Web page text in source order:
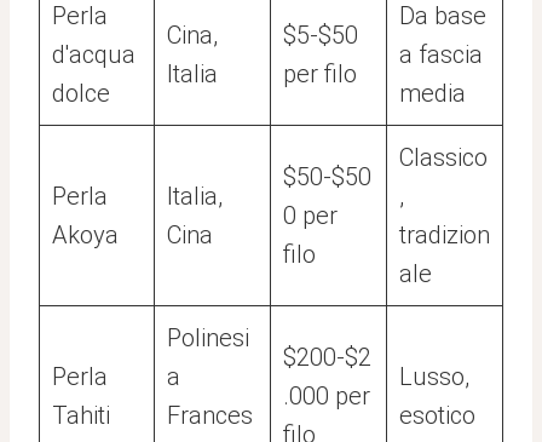
Perla
d'acqua
dolce
Cina,
Italia
$5-$50
per filo
Da base
a fascia
media
Perla
Akoya
Italia,
Cina
$50-$50
0 per
filo
Classico
,
tradizion
ale
Perla
Tahiti
Polinesi
a
Frances
$200-$2
.000 per
filo
Lusso,
esotico